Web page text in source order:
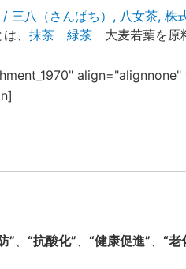
/ 三八（さんぱち） , 八女茶, 株
、 抹茶 緑茶 大麦若葉を原
” “抗酸化” “健康促進” “老